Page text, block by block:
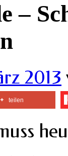
–
2013
teilen